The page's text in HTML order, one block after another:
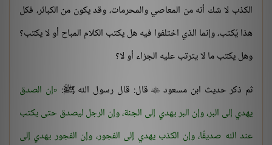
الكذب لا شك أنه من المعاصي والمحرمات، وقد يكون من الكبائر، فكل
هذا يُكتب، وإنما الذي اختلفوا فيه هل يكتب الكلام المباح أو لا يكتب؟
وهل يكتب ما لا يترتب عليه الجزاء أو لا؟
ثم ذكر حديث ابن مسعود قال: قال رسول الله ﷺ: إن الصدق
يهدي إلى البر، وإن البر يهدي إلى الجنة، وإن الرجل ليصدق حتى يكتب
عند الله صديقًا، وإن الكذب يهدي إلى الفجور، وإن الفجور يهدي إلى